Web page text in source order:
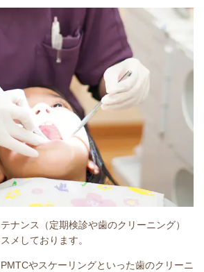
ナンス（定期検診や歯のクリーニング）
メしております。
やスケーリングといった歯のクリーニ